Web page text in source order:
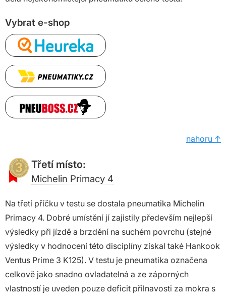
Vybrat e-shop
nahoru ↑
Třetí místo:
Michelin Primacy 4
Na třetí příčku v testu se dostala pneumatika Michelin
Primacy 4. Dobré umístění jí zajistily především nejlepší
výsledky při jízdě a brzdění na suchém povrchu (stejné
výsledky v hodnocení této disciplíny získal také Hankook
Ventus Prime 3 K125). V testu je pneumatika označena
celkově jako snadno ovladatelná a ze záporných
vlastností je uveden pouze deficit přilnavosti za mokra s